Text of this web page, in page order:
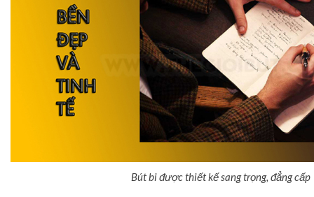
Bút bi được thiết kế sang trọng, đẳng cấp